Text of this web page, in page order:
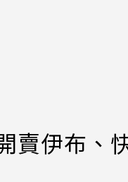
賣伊布、